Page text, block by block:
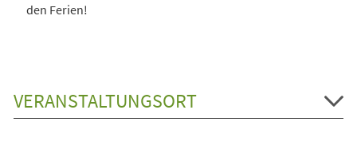
den Ferien!
VERANSTALTUNGSORT